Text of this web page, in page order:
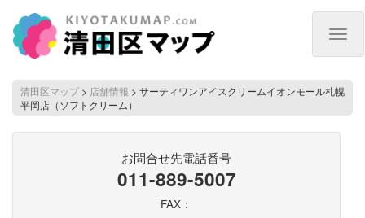
清田区マップ > 店舗情報 > サーティワンアイスクリームイオンモール札幌
平岡店（ソフトクリーム）
お問合せ先電話番号
011-889-5007
FAX：